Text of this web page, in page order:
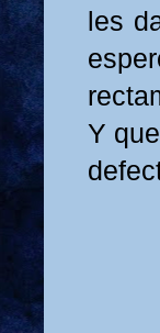
les
Y